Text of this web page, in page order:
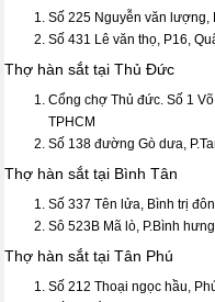
Số 225 Nguyễn văn lượng,
Số 431 Lê văn thọ, P16,
Thợ hàn sắt tại Thủ Đức
Cổng chợ Thủ đức. Số 1
TPHCM
Số 138 đường Gò dưa,
Thợ hàn sắt tại Bình Tân
Số 337 Tên lửa, Bình trị
Sô 523B Mã lò, P.Bình
Thợ hàn sắt tại Tân Phú
Số 212 Thoại ngọc hầu,